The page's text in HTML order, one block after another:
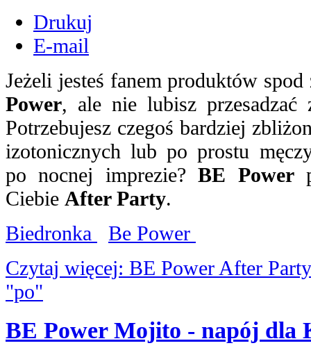
Drukuj
E-mail
Jeżeli jesteś fanem produktów
Power, ale nie lubisz przesadzać
Potrzebujesz czegoś bardziej
izotonicznych lub po prostu
po nocnej imprezie?BE Power
Ciebie After Party.
Biedronka
Be Power
Czytaj więcej: BE Power After
"po"
BE Power Mojito - napój dla